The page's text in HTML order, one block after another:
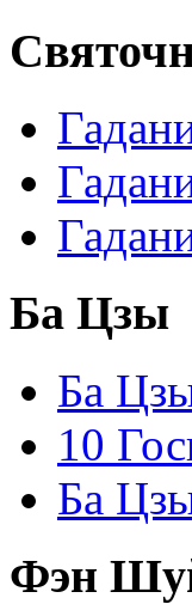
Ба Цзы
Ба
10
Ба
Фэн